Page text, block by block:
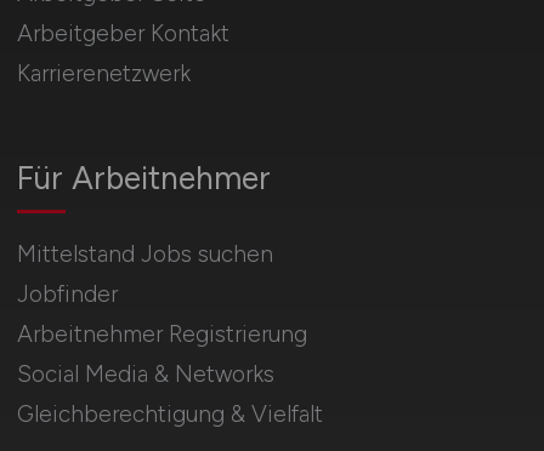
Für Arbeitnehmer
Mittelstand Jobs suchen
Jobfinder
Arbeitnehmer Registrierung
Social Media & Networks
Gleichberechtigung & Vielfalt
Arbeitgeber Kontakt
Karrierenetzwerk